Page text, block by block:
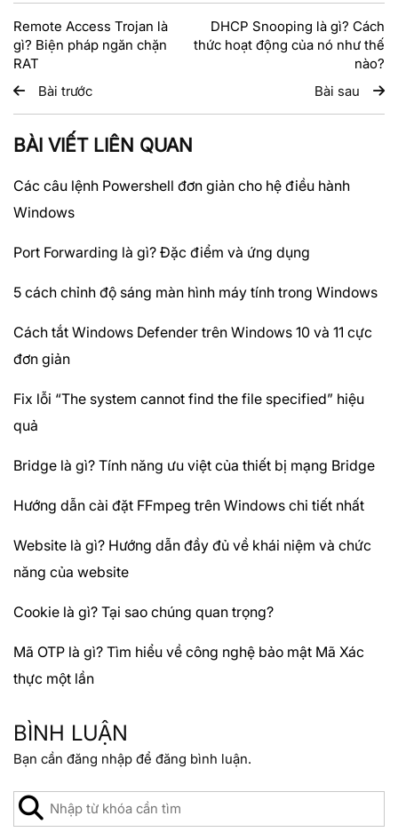
Remote Access Trojan là
gì? Biện pháp ngăn chặn
RAT
Bài trước
DHCP Snooping là gì? Cách
thức hoạt động của nó như thế
nào?
Bài sau
BÀI VIẾT LIÊN QUAN
Các câu lệnh Powershell đơn giản cho hệ điều hành
Windows
Port Forwarding là gì? Đặc điểm và ứng dụng
5 cách chỉnh độ sáng màn hình máy tính trong Windows
Cách tắt Windows Defender trên Windows 10 và 11 cực
đơn giản
Fix lỗi “The system cannot find the file specified” hiệu
quả
Bridge là gì? Tính năng ưu việt của thiết bị mạng Bridge
Hướng dẫn cài đặt FFmpeg trên Windows chi tiết nhất
Website là gì? Hướng dẫn đầy đủ về khái niệm và chức
năng của website
Cookie là gì? Tại sao chúng quan trọng?
Mã OTP là gì? Tìm hiểu về công nghệ bảo mật Mã Xác
thực một lần
BÌNH LUẬN
Bạn cần đăng nhập để đăng bình luận.